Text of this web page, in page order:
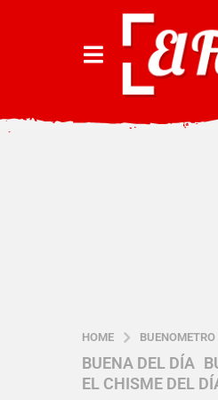
HOME BUENOMETRO
7
a
BUENA DEL DÍA ,
EL CHISME DEL